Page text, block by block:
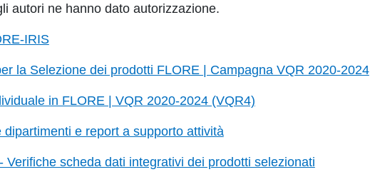
autori ne hanno dato autorizzazione.
IRIS
la Selezione dei prodotti FLORE | Campagna VQR 2020-2024
in FLORE | VQR 2020-2024 (VQR4)
dipartimenti e report a supporto attività
Verifiche scheda dati integrativi dei prodotti selezionati